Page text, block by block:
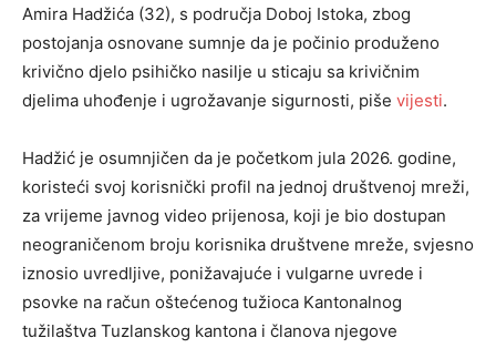
Amira Hadžića (32), s područja Doboj Istoka, zbog
postojanja osnovane sumnje da je počinio produženo
krivično djelo psihičko nasilje u sticaju sa krivičnim
djelima uhođenje i ugrožavanje sigurnosti, piše vijesti.
Hadžić je osumnjičen da je početkom jula 2026. godine,
koristeći svoj korisnički profil na jednoj društvenoj mreži,
za vrijeme javnog video prijenosa, koji je bio dostupan
neograničenom broju korisnika društvene mreže, svjesno
iznosio uvredljive, ponižavajuće i vulgarne uvrede i
psovke na račun oštećenog tužioca Kantonalnog
tužilaštva Tuzlanskog kantona i članova njegove